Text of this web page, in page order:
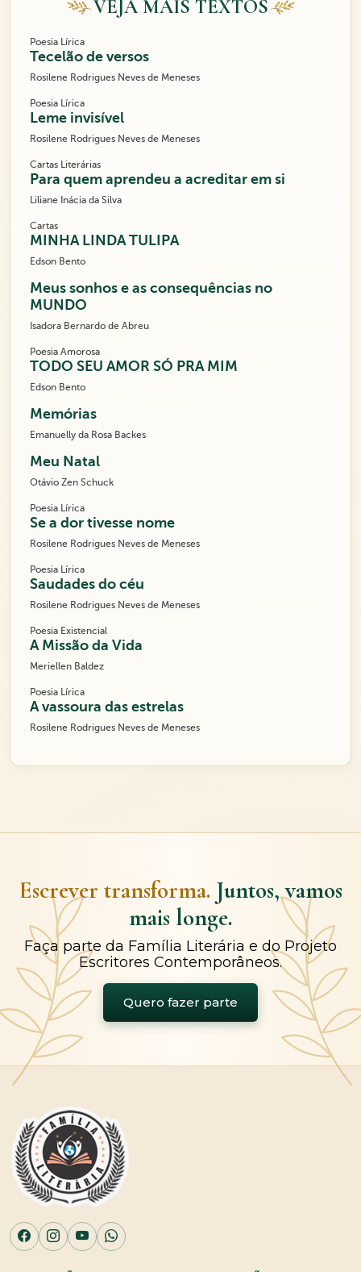
VEJA MAIS TEXTOS
Poesia Lírica
Tecelão de versos
Rosilene Rodrigues Neves de Meneses
Poesia Lírica
Leme invisível
Rosilene Rodrigues Neves de Meneses
Cartas Literárias
Para quem aprendeu a acreditar em si
Liliane Inácia da Silva
Cartas
MINHA LINDA TULIPA
Edson Bento
Meus sonhos e as consequências no
MUNDO
Isadora Bernardo de Abreu
Poesia Amorosa
TODO SEU AMOR SÓ PRA MIM
Edson Bento
Memórias
Emanuelly da Rosa Backes
Meu Natal
Otávio Zen Schuck
Poesia Lírica
Se a dor tivesse nome
Rosilene Rodrigues Neves de Meneses
Poesia Lírica
Saudades do céu
Rosilene Rodrigues Neves de Meneses
Poesia Existencial
A Missão da Vida
Meriellen Baldez
Poesia Lírica
A vassoura das estrelas
Rosilene Rodrigues Neves de Meneses
Escrever transforma. Juntos, vamos
mais longe.
Faça parte da Família Literária e do Projeto
Escritores Contemporâneos.
Quero fazer parte